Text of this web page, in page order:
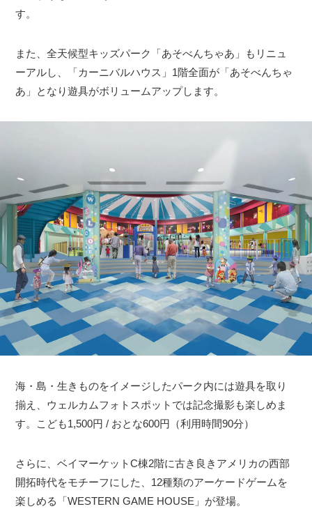
す。
また、全天候型キッズパーク「あそべんちゃあ」もリニュ
ーアルし、「カーニバルハウス」1階全面が「あそべんちゃ
あ」となり遊具がボリュームアップします。
海・島・生きものをイメージしたパーク内には遊具を取り
揃え、ウェルカムフォトスポットでは記念撮影も楽しめま
す。こども1,500円 / おとな600円（利用時間90分）
さらに、ベイマーケットC棟2階に古き良きアメリカの西部
開拓時代をモチーフにした、12種類のアーケードゲームを
楽しめる「WESTERN GAME HOUSE」が登場。